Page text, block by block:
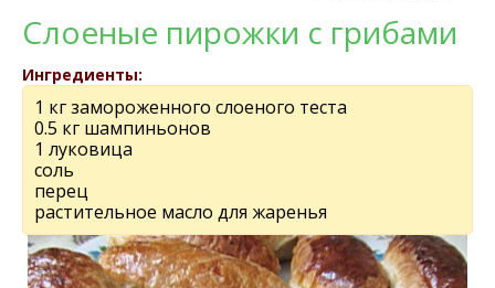
Слоеные пирожки с грибами
Ингредиенты:
1 кг замороженного слоеного теста
0.5 кг шампиньонов
1 луковица
соль
перец
растительное масло для жаренья